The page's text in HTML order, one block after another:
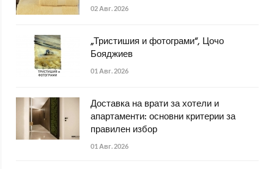
02 Авг. 2026
„Тристишия и фотограми“, Цочо
Бояджиев
01 Авг. 2026
Доставка на врати за хотели и
апартаменти: основни критерии за
правилен избор
01 Авг. 2026